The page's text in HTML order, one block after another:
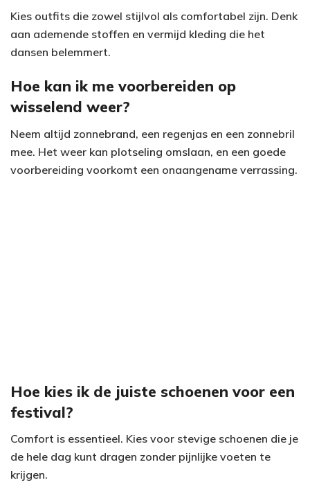
Kies outfits die zowel stijlvol als comfortabel zijn. Denk
aan ademende stoffen en vermijd kleding die het
dansen belemmert.
Hoe kan ik me voorbereiden op
wisselend weer?
Neem altijd zonnebrand, een regenjas en een zonnebril
mee. Het weer kan plotseling omslaan, en een goede
voorbereiding voorkomt een onaangename verrassing.
Hoe kies ik de juiste schoenen voor een
festival?
Comfort is essentieel. Kies voor stevige schoenen die je
de hele dag kunt dragen zonder pijnlijke voeten te
krijgen.